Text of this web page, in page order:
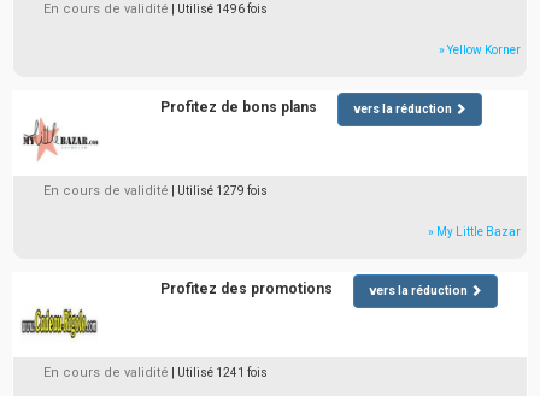
En cours de validité | Utilisé 1496 fois
» Yellow Korner
Profitez de bons plans vers la réduction
En cours de validité | Utilisé 1279 fois
» My Little Bazar
Profitez des promotions vers la réduction
En cours de validité | Utilisé 1241 fois